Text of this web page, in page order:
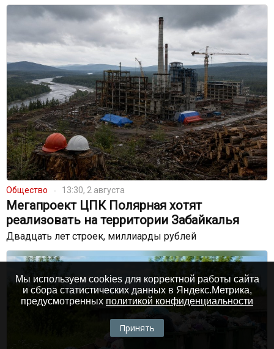
Общество 13:30, 2 августа
Мегапроект ЦПК Полярная хотят
реализовать на территории Забайкалья
Двадцать лет строек, миллиарды рублей
Мы используем cookies для корректной работы сайта
и сбора статистических данных в Яндекс.Метрика,
предусмотренных политикой конфиденциальности
Принять